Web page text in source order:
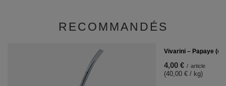
RECOMMANDÉS
Vivarini – Papaye
4,00 € / article
(40,00 € / kg)